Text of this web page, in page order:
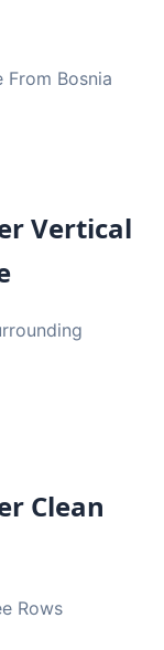
From Bosnia
Vertical
Clean
Rows